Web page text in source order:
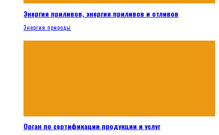
Энергия приливов, энергия приливов и отливов
Энергия природы
Орган по сертификации продукции и услуг